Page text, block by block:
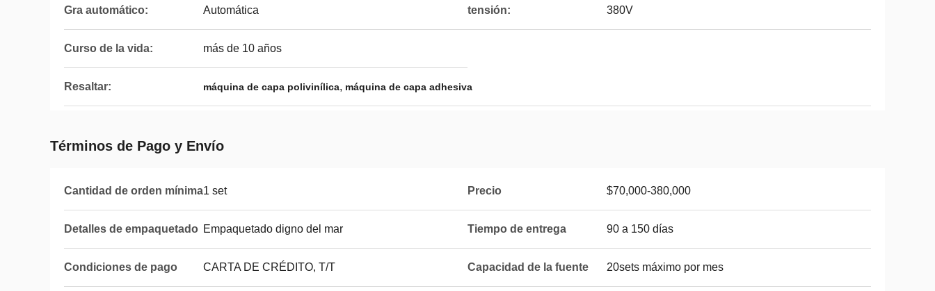
Gra automático: Automática tensión: 380V
Curso de la vida: más de 10 años
Resaltar: máquina de capa polivinílica, máquina de capa adhesiva
Términos de Pago y Envío
Cantidad de orden mínima1 set Precio $70,000-380,000
Detalles de empaquetado Empaquetado digno del mar Tiempo de entrega 90 a 150 días
Condiciones de pago CARTA DE CRÉDITO, T/T Capacidad de la fuente 20sets máximo por mes